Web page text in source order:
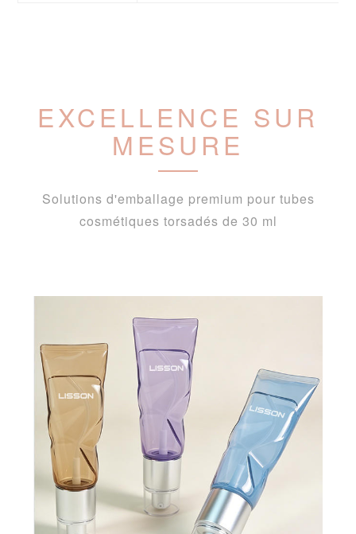
EXCELLENCE SUR
MESURE
Solutions d'emballage premium pour tubes
cosmétiques torsadés de 30 ml